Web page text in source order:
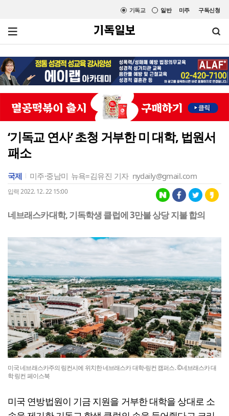
미주 구독신청
일반
기독교
‘기독교 연사’ 초청 거부한 미 대학, 법원서
패소
국제 미주·중남미 뉴욕=김유진 기자 nydaily@gmail.com
입력 2022. 12. 22 15:00
네브래스카대학, 기독학생 클럽에 3만불 상당 지불 합의
미국 네브래스카주의 링컨시에 위치한 네브래스카 대학-링컨 캠퍼스. ©네브래스카 대
학 링컨 페이스북
미국 연방법원이 기금 지원을 거부한 대학을 상대로 소